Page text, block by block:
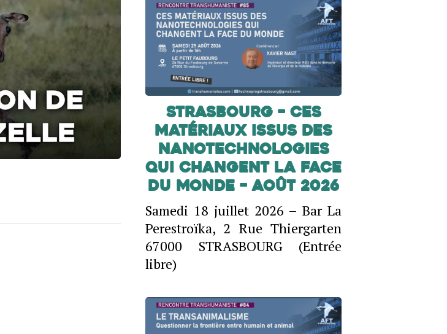
Strasbourg – Ces
matériaux issus des
nanotechnologies
qui changent la face
du monde – Août 2026
Samedi 18 juillet 2026 – Bar La
Perestroïka, 2 Rue Thiergarten
67000 STRASBOURG (Entrée
libre)